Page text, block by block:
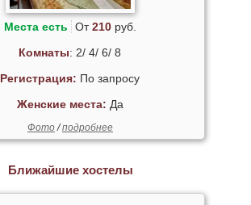
Места есть От210руб.
Комнаты: 2/ 4/ 6/ 8
Регистрация: По запросу
Женские места: Да
Фото/подробнее
Ближайшие хостелы